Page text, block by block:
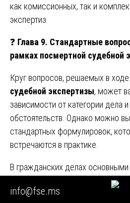
как комиссионных, так и
экспертиз.
❓ Глава 9. Стандартные
рамках посмертной судебной
Круг вопросов, решаемых в ходе
судебной экспертизы, может
зависимости от категории дела
обстоятельств. Однако можно
стандартных формулировок,
встречаются в практике.
В гражданских делах
«Имелось ли у (Ф.И.О.) какое-
расстройство на момент
info@fse.ms